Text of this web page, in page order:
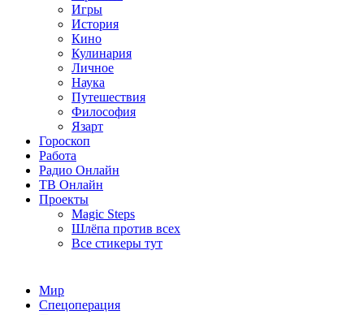
Игры
История
Кино
Кулинария
Личное
Наука
Путешествия
Философия
Язарт
Гороскоп
Работа
Радио Онлайн
ТВ Онлайн
Проекты
Magic Steps
Шлёпа против всех
Все стикеры тут
Мир
Спецоперация